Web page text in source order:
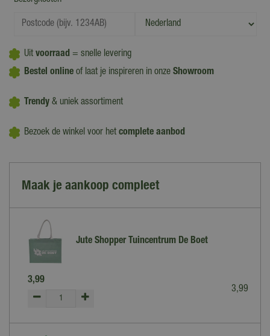
Uit voorraad = snelle levering
Bestel online of laat je inspireren in onze Showroom
Trendy & uniek assortiment
Bezoek de winkel voor het complete aanbod
Maak je aankoop compleet
Jute Shopper Tuincentrum De Boet
3,99
3,99